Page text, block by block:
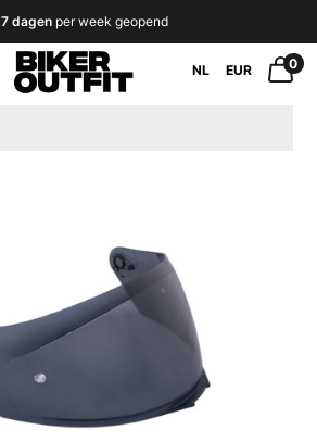
7 dagenper week geopend
NL EUR 0